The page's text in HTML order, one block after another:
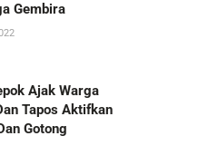
Gembira
Ajak Warga
Tapos Aktifkan
Gotong